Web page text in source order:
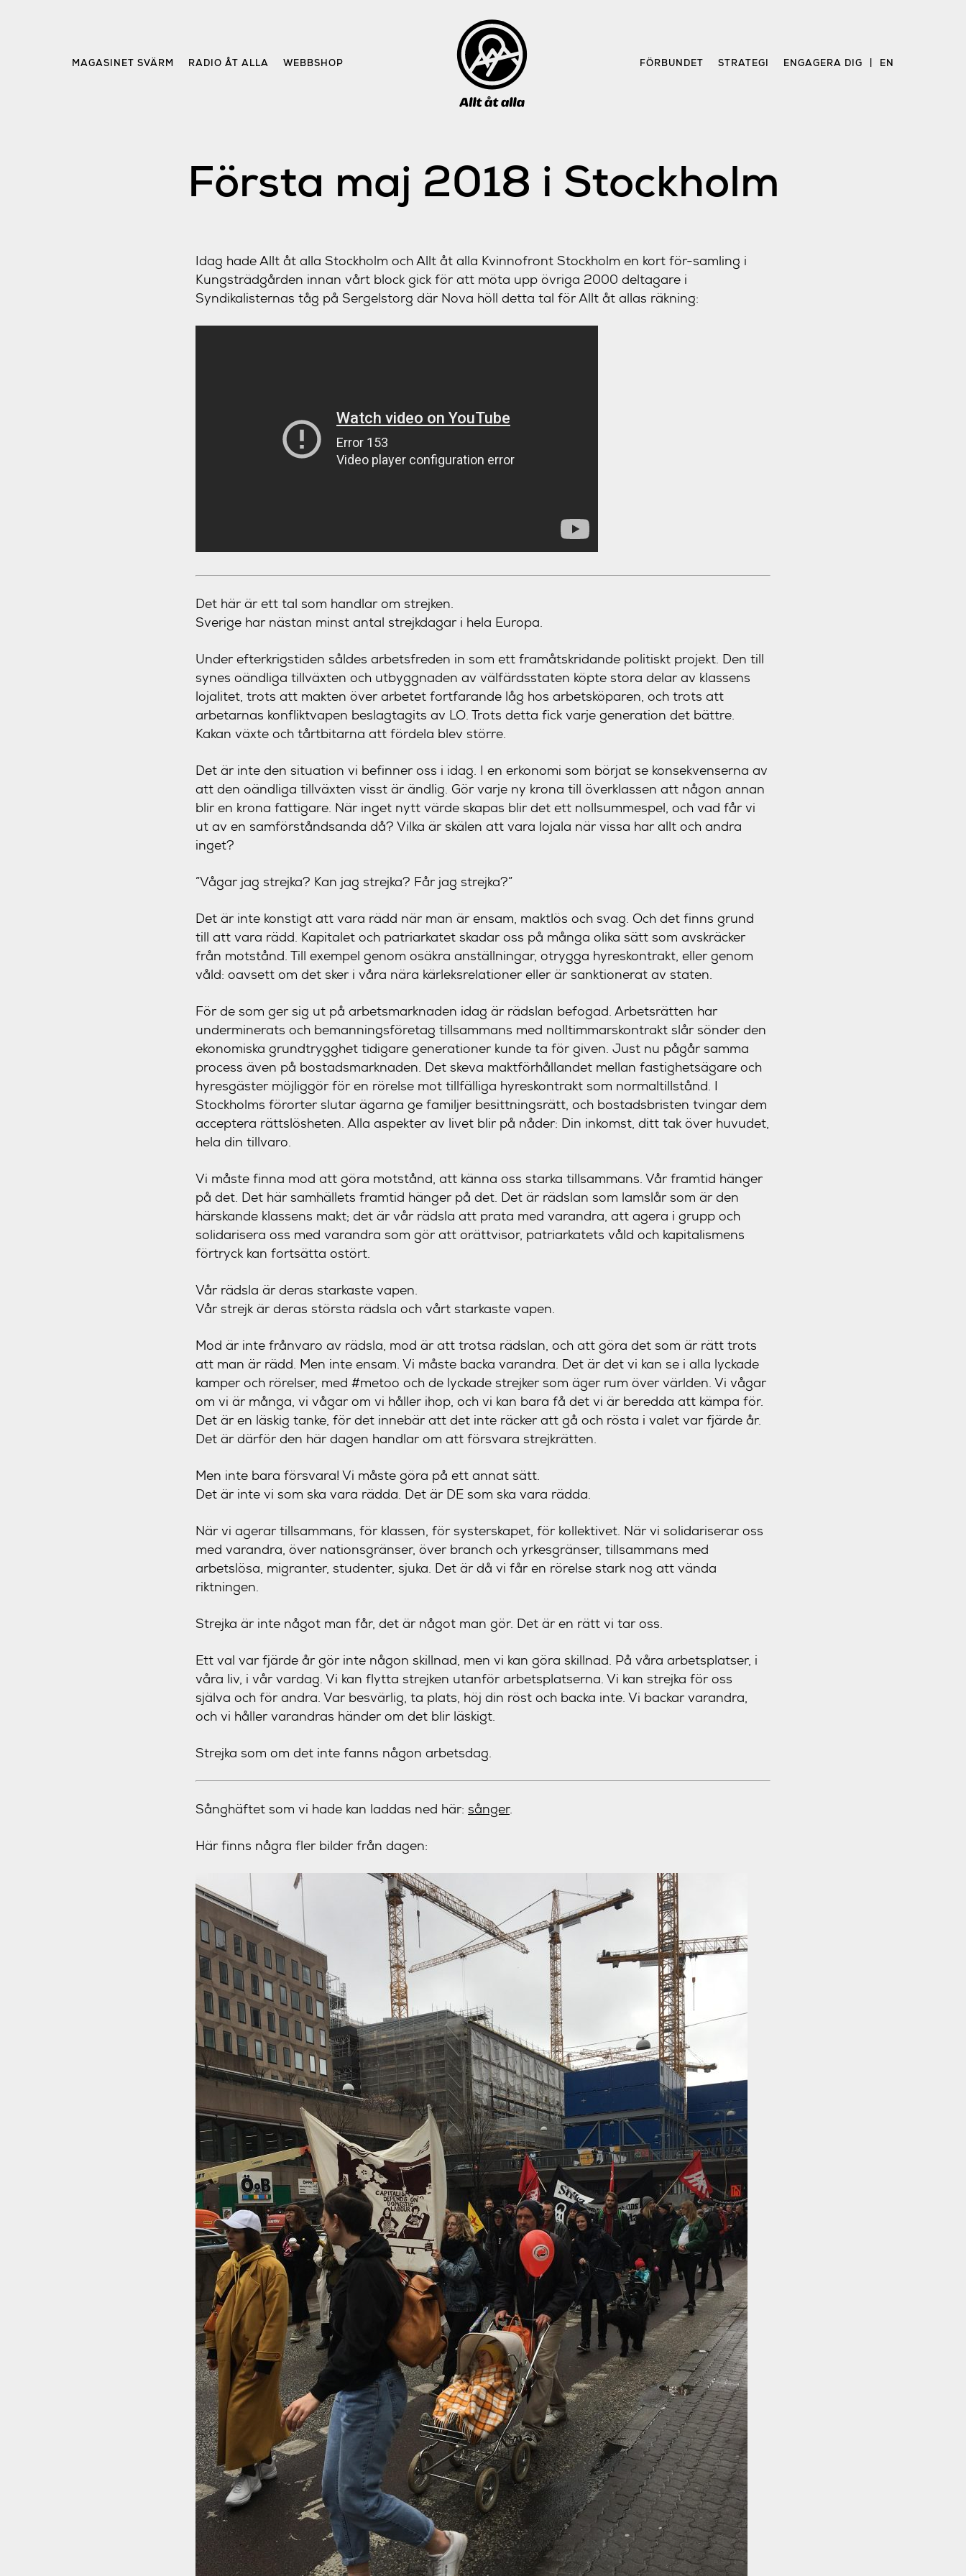
MAGASINET SVÄRM RADIO ÅT ALLA WEBBSHOP FÖRBUNDET STRATEGI ENGAGERA DIG EN
Första maj 2018 i Stockholm
Idag hade Allt åt alla Stockholm och Allt åt alla Kvinnofront Stockholm en kort för-samling i
Kungsträdgården innan vårt block gick för att möta upp övriga 2000 deltagare i
Syndikalisternas tåg på Sergelstorg där Nova höll detta tal för Allt åt allas räkning:
Det här är ett tal som handlar om strejken.
Sverige har nästan minst antal strejkdagar i hela Europa.
Under efterkrigstiden såldes arbetsfreden in som ett framåtskridande politiskt projekt. Den till
synes oändliga tillväxten och utbyggnaden av välfärdsstaten köpte stora delar av klassens
lojalitet, trots att makten över arbetet fortfarande låg hos arbetsköparen, och trots att
arbetarnas konfliktvapen beslagtagits av LO. Trots detta fick varje generation det bättre.
Kakan växte och tårtbitarna att fördela blev större.
Det är inte den situation vi befinner oss i idag. I en erkonomi som börjat se konsekvenserna av
att den oändliga tillväxten visst är ändlig. Gör varje ny krona till överklassen att någon annan
blir en krona fattigare. När inget nytt värde skapas blir det ett nollsummespel, och vad får vi
ut av en samförståndsanda då? Vilka är skälen att vara lojala när vissa har allt och andra
inget?
”Vågar jag strejka? Kan jag strejka? Får jag strejka?”
Det är inte konstigt att vara rädd när man är ensam, maktlös och svag. Och det finns grund
till att vara rädd. Kapitalet och patriarkatet skadar oss på många olika sätt som avskräcker
från motstånd. Till exempel genom osäkra anställningar, otrygga hyreskontrakt, eller genom
våld: oavsett om det sker i våra nära kärleksrelationer eller är sanktionerat av staten.
För de som ger sig ut på arbetsmarknaden idag är rädslan befogad. Arbetsrätten har
underminerats och bemanningsföretag tillsammans med nolltimmarskontrakt slår sönder den
ekonomiska grundtrygghet tidigare generationer kunde ta för given. Just nu pågår samma
process även på bostadsmarknaden. Det skeva maktförhållandet mellan fastighetsägare och
hyresgäster möjliggör för en rörelse mot tillfälliga hyreskontrakt som normaltillstånd. I
Stockholms förorter slutar ägarna ge familjer besittningsrätt, och bostadsbristen tvingar dem
acceptera rättslösheten. Alla aspekter av livet blir på nåder: Din inkomst, ditt tak över huvudet,
hela din tillvaro.
Vi måste finna mod att göra motstånd, att känna oss starka tillsammans. Vår framtid hänger
på det. Det här samhällets framtid hänger på det. Det är rädslan som lamslår som är den
härskande klassens makt; det är vår rädsla att prata med varandra, att agera i grupp och
solidarisera oss med varandra som gör att orättvisor, patriarkatets våld och kapitalismens
förtryck kan fortsätta ostört.
Vår rädsla är deras starkaste vapen.
Vår strejk är deras största rädsla och vårt starkaste vapen.
Mod är inte frånvaro av rädsla, mod är att trotsa rädslan, och att göra det som är rätt trots
att man är rädd. Men inte ensam. Vi måste backa varandra. Det är det vi kan se i alla lyckade
kamper och rörelser, med #metoo och de lyckade strejker som äger rum över världen. Vi vågar
om vi är många, vi vågar om vi håller ihop, och vi kan bara få det vi är beredda att kämpa för.
Det är en läskig tanke, för det innebär att det inte räcker att gå och rösta i valet var fjärde år.
Det är därför den här dagen handlar om att försvara strejkrätten.
Men inte bara försvara! Vi måste göra på ett annat sätt.
Det är inte vi som ska vara rädda. Det är DE som ska vara rädda.
När vi agerar tillsammans, för klassen, för systerskapet, för kollektivet. När vi solidariserar oss
med varandra, över nationsgränser, över branch och yrkesgränser, tillsammans med
arbetslösa, migranter, studenter, sjuka. Det är då vi får en rörelse stark nog att vända
riktningen.
Strejka är inte något man får, det är något man gör. Det är en rätt vi tar oss.
Ett val var fjärde år gör inte någon skillnad, men vi kan göra skillnad. På våra arbetsplatser, i
våra liv, i vår vardag. Vi kan flytta strejken utanför arbetsplatserna. Vi kan strejka för oss
själva och för andra. Var besvärlig, ta plats, höj din röst och backa inte. Vi backar varandra,
och vi håller varandras händer om det blir läskigt.
Strejka som om det inte fanns någon arbetsdag.
Sånghäftet som vi hade kan laddas ned här: sånger.
Här finns några fler bilder från dagen: